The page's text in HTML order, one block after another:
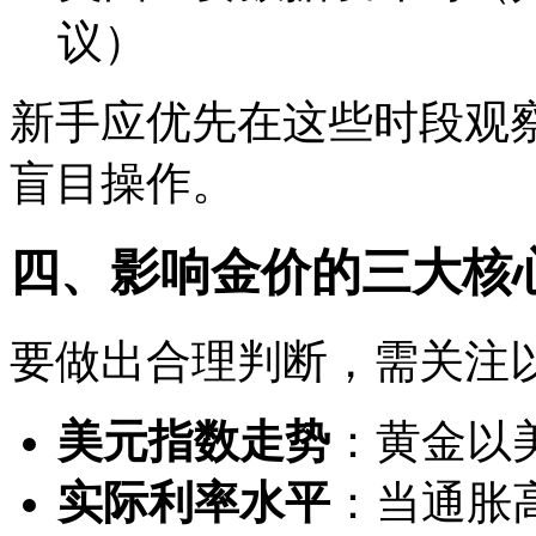
议）
新手应优先在这些时段观
盲目操作。
四、影响金价的三大核
要做出合理判断，需关注
美元指数走势 ：黄金
实际利率水平：当通胀